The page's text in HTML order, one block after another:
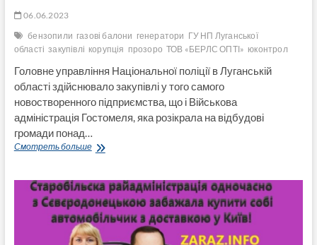
06.06.2023
бензопили газові балони генератори ГУ НП Луганської
області закупівлі корупція прозоро ТОВ «БЕРЛС ОПТІ» юконтрол
Головне управління Національної поліції в Луганській
області здійснювало закупівлі у того самого
новостворенного підприємства, що і Військова
адміністрація Гостомеля, яка розікрала на відбудові
громади понад…
Смотреть большеГерої
з
ГУ
НП
Луганської
області